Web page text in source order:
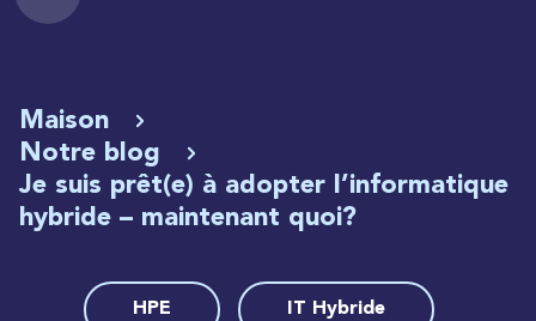
Maison
Notre blog
Je suis prêt(e) à adopter l’informatique
hybride – maintenant quoi?
HPE IT Hybride